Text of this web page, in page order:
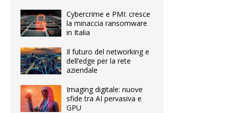
Cybercrime e PMI: cresce
la minaccia ransomware
in Italia
Il futuro del networking e
dell’edge per la rete
aziendale
Imaging digitale: nuove
sfide tra AI pervasiva e
GPU